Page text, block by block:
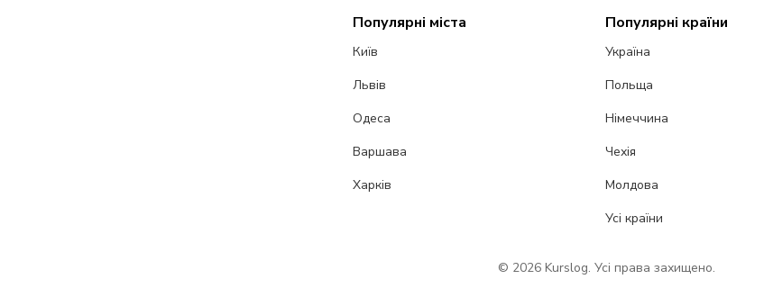
Популярні міста
Київ
Львів
Одеса
Варшава
Харків
Популярні країни
Україна
Польща
Німеччина
Чехія
Молдова
Усі країни
© 2026 Kurslog. Усі права захищено.